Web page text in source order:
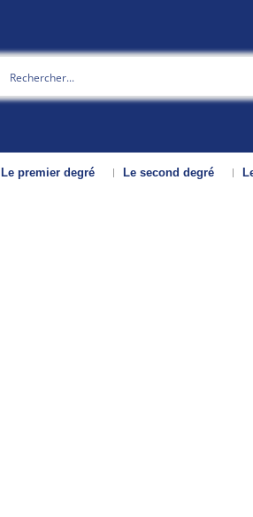
Le premier degré Le second degré